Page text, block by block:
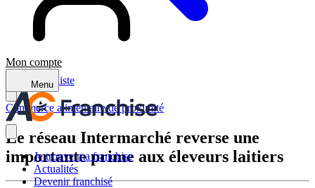
Mon compte
Menu
Je trouve ma franchise
Actualités
Devenir franchisé
Retour à la liste
Commerce alimentaire de proximité
Le réseau Intermarché reverse une
importante prime aux éleveurs laitiers